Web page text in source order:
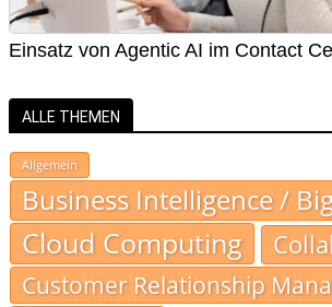
Einsatz von Agentic AI im Contact
ALLE THEMEN
Allgemein
Business Intelligence /
Cloud Computing
Customer Relationship